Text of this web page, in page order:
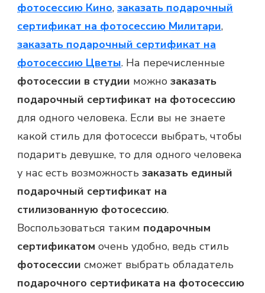
фотосессию Кино, заказать подарочный
сертификат на фотосессию Милитари,
заказать подарочный сертификат на
фотосессию Цветы. На перечисленные
фотосессии в студии можно заказать
подарочный сертификат на фотосессию
для одного человека. Если вы не знаете
какой стиль для фотосесси выбрать, чтобы
подарить девушке, то для одного человека
у нас есть возможность заказать единый
подарочный сертификат на
стилизованную фотосессию.
Воспользоваться таким подарочным
сертификатом очень удобно, ведь стиль
фотосессии сможет выбрать обладатель
подарочного сертификата на фотосессию